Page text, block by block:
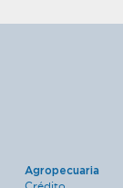
Agropecuaria